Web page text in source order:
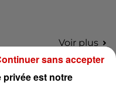
Voir plus
pour le
Gourmand 2026
est notre
sans accepter